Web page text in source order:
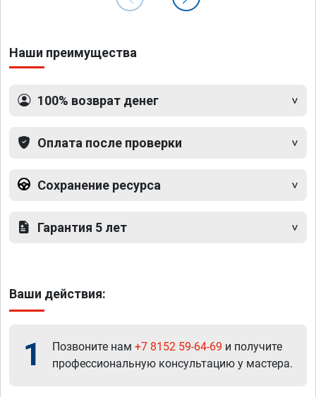
Наши преимущества
100% возврат денег
Оплата после проверки
Сохранение ресурса
Гарантия 5 лет
Ваши действия:
1 Позвоните нам +7 8152 59-64-69 и получите
профессиональную консультацию у мастера.